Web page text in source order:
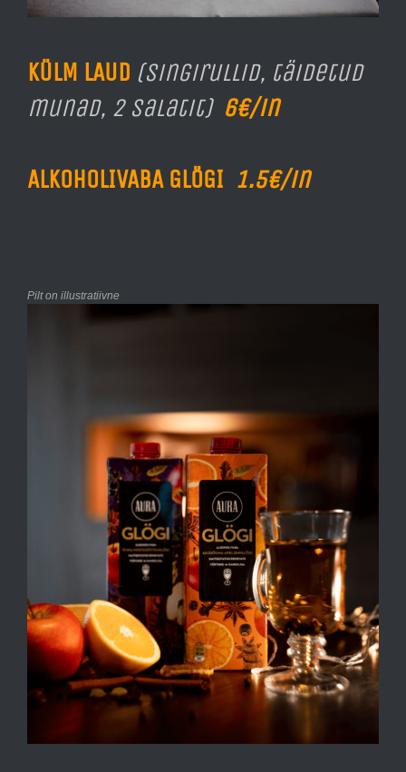
KÜLM LAUD (Singirullid, täidetud
munad, 2 salatit) 6€/in
ALKOHOLIVABA GLÖGI 1.5€/in
Pilt on illustratiivne